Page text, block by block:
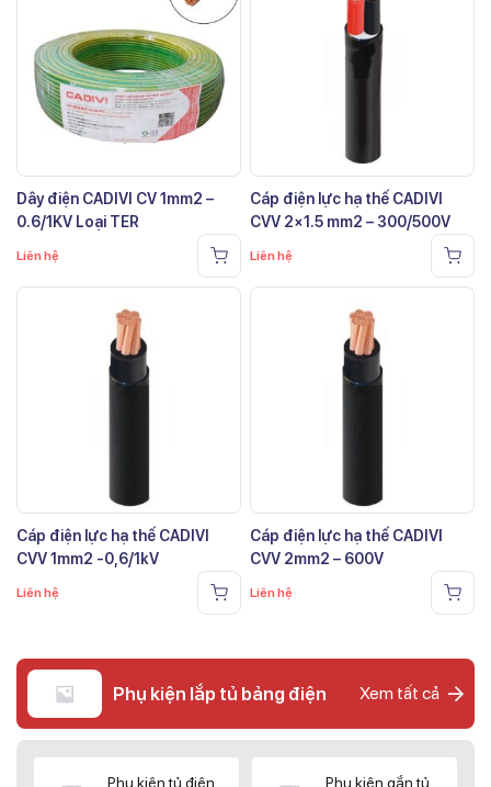
Dây điện CADIVI CV 1mm2 –
0.6/1KV Loại TER
Liên hệ
Cáp điện lực hạ thế CADIVI
CVV 2×1.5 mm2 – 300/500V
Liên hệ
Cáp điện lực hạ thế CADIVI
CVV 1mm2 -0,6/1kV
Liên hệ
Cáp điện lực hạ thế CADIVI
CVV 2mm2 – 600V
Liên hệ
Phụ kiện lắp tủ bảng điện Xem tất cả
Phụ kiện tủ điện
Phụ kiện gắn tủ